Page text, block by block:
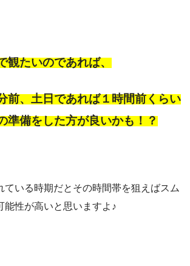
観たいのであれば、
前、土日であれば１時間前くらい
準備をした方が良いかも！？
ている時期だとその時間帯を狙えばスム
能性が高いと思いますよ♪